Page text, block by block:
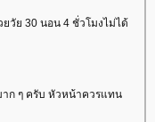
วัย 30 นอน 4 ชั่วโมงไม่ได้
าก ๆ ครับ หัวหน้าควรแทน